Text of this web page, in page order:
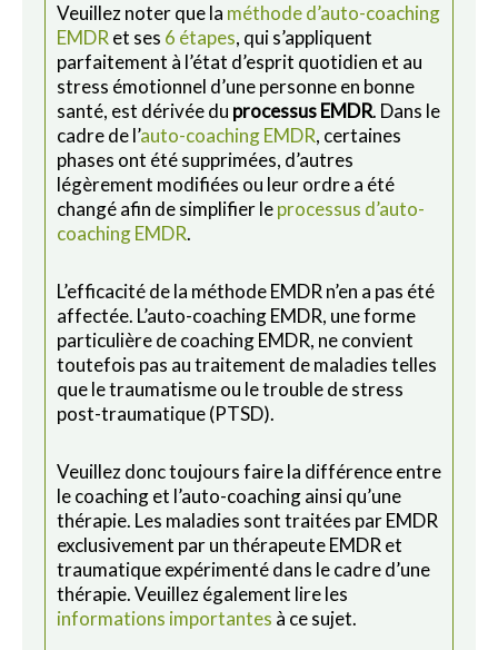
Veuillez noter que la méthode d’auto-coaching
EMDR et ses 6 étapes, qui s’appliquent
parfaitement à l’état d’esprit quotidien et au
stress émotionnel d’une personne en bonne
santé, est dérivée du processus EMDR. Dans le
cadre de l’auto-coaching EMDR, certaines
phases ont été supprimées, d’autres
légèrement modifiées ou leur ordre a été
changé afin de simplifier leprocessus d’auto-
coaching EMDR.
L’efficacité de la méthode EMDR n’en a pas été
affectée. L’auto-coaching EMDR, une forme
particulière de coaching EMDR, ne convient
toutefois pas au traitement de maladies telles
que le traumatisme ou le trouble de stress
post-traumatique (PTSD).
Veuillez donc toujours faire la différence entre
le coaching et l’auto-coaching ainsi qu’une
thérapie. Les maladies sont traitées par EMDR
exclusivement par un thérapeute EMDR et
traumatique expérimenté dans le cadre d’une
thérapie. Veuillez également lire les
informations importantes à ce sujet.